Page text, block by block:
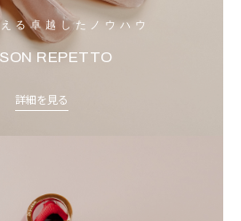
る卓越したノウハウ
REPETTO
詳細を見る